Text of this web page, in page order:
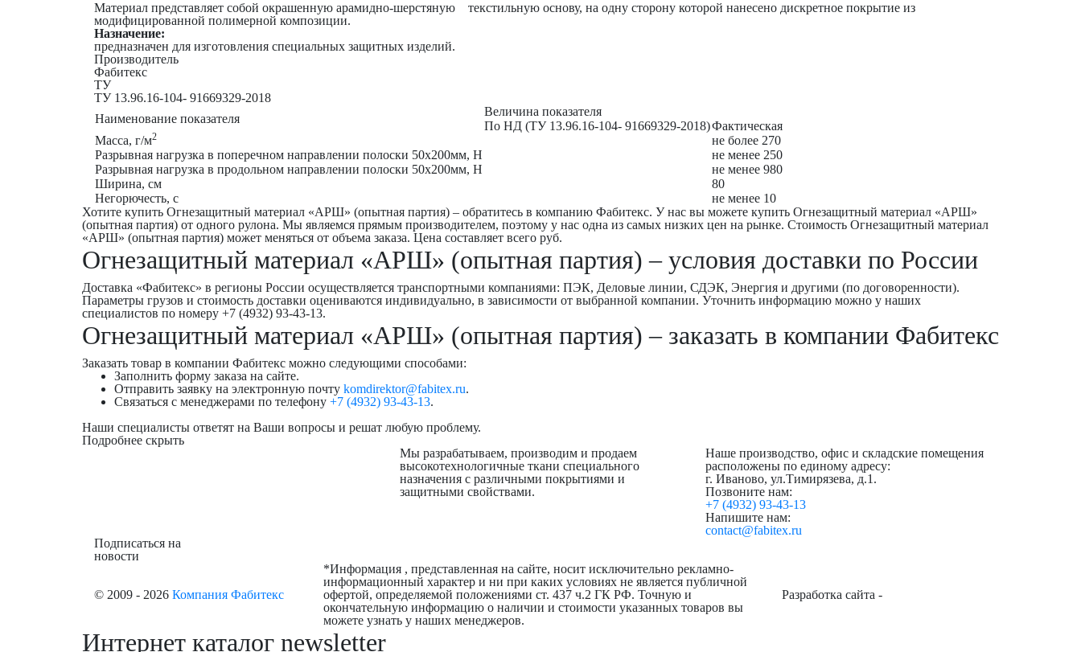
Материал представляет собой окрашенную арамидно-шерстяную текстильную основу, на одну сторону которой нанесено дискретное покрытие из
модифицированной полимерной композиции.
Назначение:
предназначен для изготовления специальных защитных изделий.
Производитель
Фабитекс
ТУ
ТУ 13.96.16-104- 91669329-2018
Наименование показателя
Величина показателя
По НД (ТУ 13.96.16-104- 91669329-2018)Фактическая
Масса, г/м2
не более 270
Разрывная нагрузка в поперечном направлении полоски 50х200мм, Н
не менее 250
Разрывная нагрузка в продольном направлении полоски 50х200мм, Н
не менее 980
Ширина, см
80
Негорючесть, с
не менее 10
Хотите купить Огнезащитный материал «АРШ» (опытная партия) – обратитесь в компанию Фабитекс. У нас вы можете купить Огнезащитный материал «АРШ»
(опытная партия) от одного рулона. Мы являемся прямым производителем, поэтому у нас одна из самых низких цен на рынке. Стоимость Огнезащитный материал
«АРШ» (опытная партия) может меняться от объема заказа. Цена составляет всего руб.
Огнезащитный материал «АРШ» (опытная партия) – условия доставки по России
Доставка «Фабитекс» в регионы России осуществляется транспортными компаниями: ПЭК, Деловые линии, СДЭК, Энергия и другими (по договоренности).
Параметры грузов и стоимость доставки оцениваются индивидуально, в зависимости от выбранной компании. Уточнить информацию можно у наших
специалистов по номеру +7 (4932) 93-43-13.
Огнезащитный материал «АРШ» (опытная партия) – заказать в компании Фабитекс
Заказать товар в компании Фабитекс можно следующими способами:
Заполнить форму заказа на сайте.
Отправить заявку на электронную почту komdirektor@fabitex.ru.
Связаться с менеджерами по телефону +7 (4932) 93-43-13.
Наши специалисты ответят на Ваши вопросы и решат любую проблему.
Подробнее скрыть
Мы разрабатываем, производим и продаем
высокотехнологичные ткани специального
назначения с различными покрытиями и
защитными свойствами.
Наше производство, офис и складские помещения
расположены по единому адресу:
г. Иваново, ул.Тимирязева, д.1.
Позвоните нам:
+7 (4932) 93-43-13
Напишите нам:
contact@fabitex.ru
Подписаться на
новости
© 2009 - 2026 Компания Фабитекс
*Информация , представленная на сайте, носит исключительно рекламно-
информационный характер и ни при каких условиях не является публичной
офертой, определяемой положениями ст. 437 ч.2 ГК РФ. Точную и
окончательную информацию о наличии и стоимости указанных товаров вы
можете узнать у наших менеджеров.
Разработка сайта -
Интернет каталог newsletter